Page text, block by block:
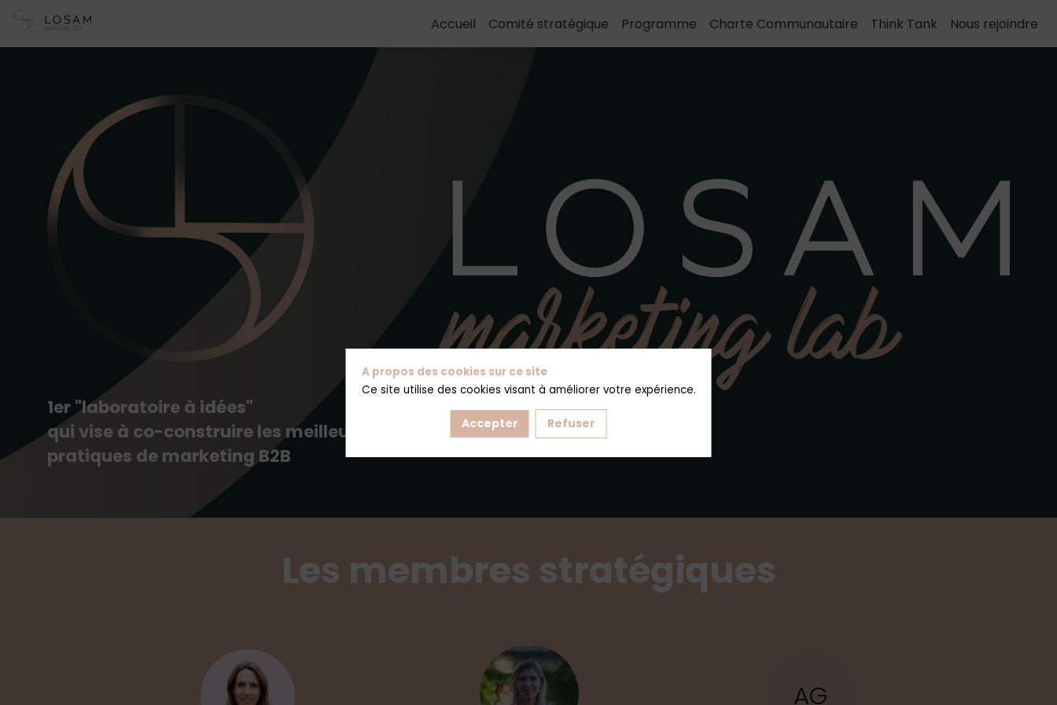
Accueil Comité stratégique Programme Charte Communautaire Think Tank Nous rejoindre
1er "laboratoire à idées"
qui vise à co-construire les meilleures
pratiques de marketing B2B
Les membres stratégiques
AM LB AG
A propos des cookies sur ce site
Ce site utilise des cookies visant à améliorer votre expérience.
Accepter Refuser